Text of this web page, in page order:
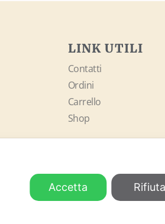
LINK UTILI
Contatti
Ordini
Carrello
Shop
Accetta Rifiuta